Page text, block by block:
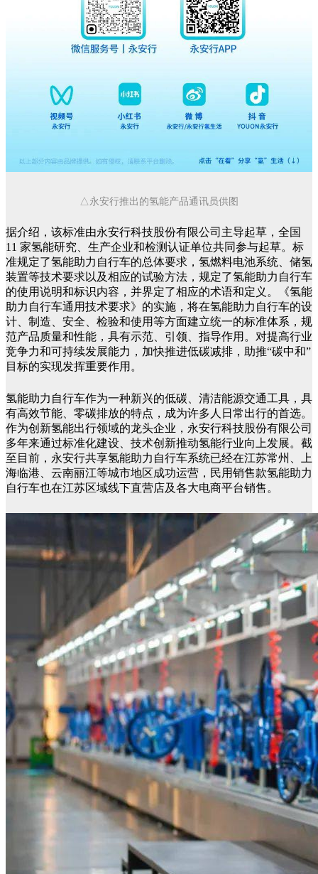
△永安行推出的氢能产品通讯员供图
据介绍，该标准由永安行科技股份有限公司主导起草，全国
11 家氢能研究、生产企业和检测认证单位共同参与起草。标
准规定了氢能助力自行车的总体要求，氢燃料电池系统、储氢
装置等技术要求以及相应的试验方法，规定了氢能助力自行车
的使用说明和标识内容，并界定了相应的术语和定义。《氢能
助力自行车通用技术要求》的实施，将在氢能助力自行车的设
计、制造、安全、检验和使用等方面建立统一的标准体系，规
范产品质量和性能，具有示范、引领、指导作用。对提高行业
竞争力和可持续发展能力，加快推进低碳减排，助推“碳中和”
目标的实现发挥重要作用。
氢能助力自行车作为一种新兴的低碳、清洁能源交通工具，具
有高效节能、零碳排放的特点，成为许多人日常出行的首选。
作为创新氢能出行领域的龙头企业，永安行科技股份有限公司
多年来通过标准化建设、技术创新推动氢能行业向上发展。截
至目前，永安行共享氢能助力自行车系统已经在江苏常州、上
海临港、云南丽江等城市地区成功运营，民用销售款氢能助力
自行车也在江苏区域线下直营店及各大电商平台销售。